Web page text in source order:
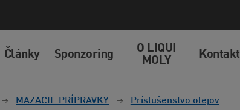
Články Sponzoring
O LIQUI
MOLY
Kontakt
MAZACIE PRÍPRAVKY Príslušenstvo olejov